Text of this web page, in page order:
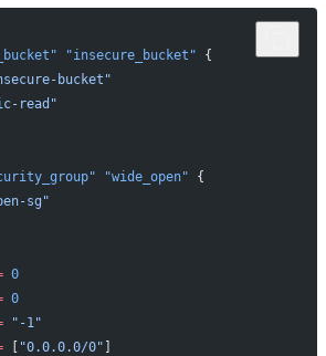
"insecure_bucket" {
bucket"
read"
"wide_open" {
sg"
0
0
"-1"
[ "0.0.0.0/0"